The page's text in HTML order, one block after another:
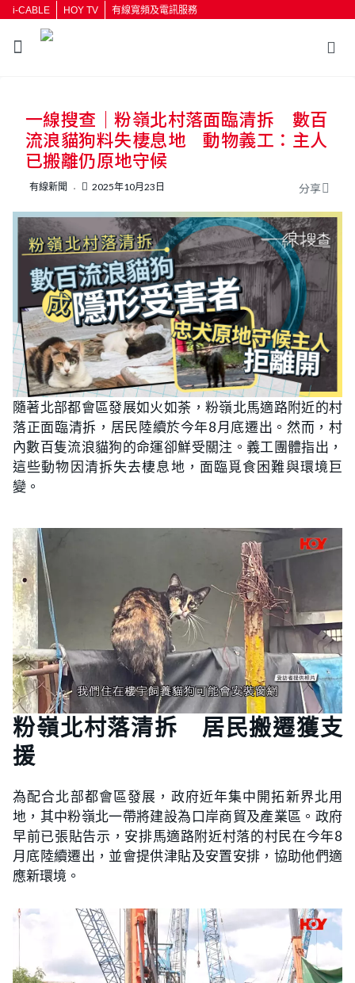
i-CABLE HOY TV 有線寬頻及電訊服務
按輸入鍵開始搜尋
一線搜查｜粉嶺北村落面臨清拆 數百
流浪貓狗料失棲息地 動物義工：主人
已搬離仍原地守候
有線新聞 2025年10月23日 分享
隨著北部都會區發展如火如荼，粉嶺北馬適路附近的村
落正面臨清拆，居民陸續於今年8月底遷出。然而，村
內數百隻流浪貓狗的命運卻鮮受關注。義工團體指出，
這些動物因清拆失去棲息地，面臨覓食困難與環境巨
變。
粉嶺北村落清拆 居民搬遷獲支
援
為配合北部都會區發展，政府近年集中開拓新界北用
地，其中粉嶺北一帶將建設為口岸商貿及產業區。政府
早前已張貼告示，安排馬適路附近村落的村民在今年8
月底陸續遷出，並會提供津貼及安置安排，協助他們適
應新環境。